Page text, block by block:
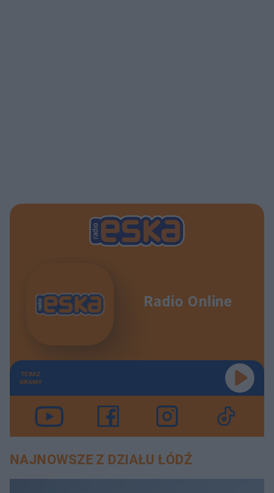
Radio Online
TERAZ
GRAMY
NAJNOWSZE Z DZIAŁU ŁÓDŹ